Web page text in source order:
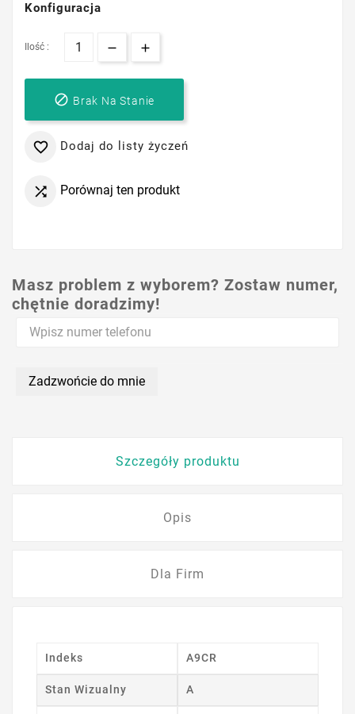
Konfiguracja
Ilość :
 Brak Na Stanie
 Dodaj do listy życzeń
 Porównaj ten produkt
Masz problem z wyborem? Zostaw numer,
chętnie doradzimy!
Zadzwońcie do mnie
Szczegóły produktu
Opis
Dla Firm
Indeks A9CR
Stan Wizualny A